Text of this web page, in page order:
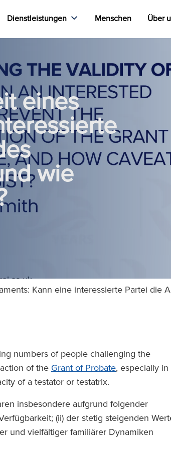
Dienstleistungen Menschen Über
eines
wie
Kann eine interessierte Partei die
numbers of people challenging the
of the Grant of Probate, especially in
of a testator or testatrix.
insbesondere aufgrund folgender
(ii) der stetig steigenden
und vielfältiger familiärer Dynamiken